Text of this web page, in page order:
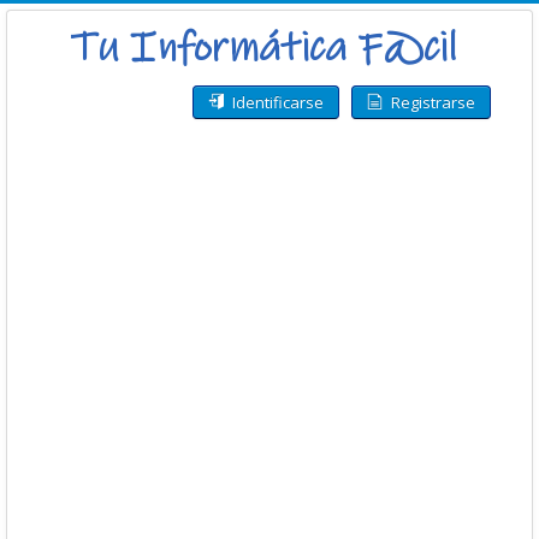
Identificarse Registrarse